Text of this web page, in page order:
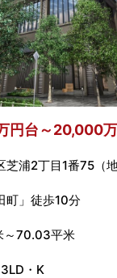
円台～20,000
芝浦2丁目1番75（地
町」徒歩10分
～70.03平米
・K